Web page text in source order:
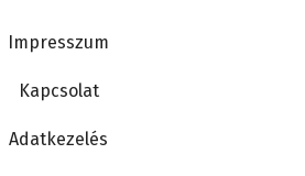
Impresszum
Kapcsolat
Adatkezelés